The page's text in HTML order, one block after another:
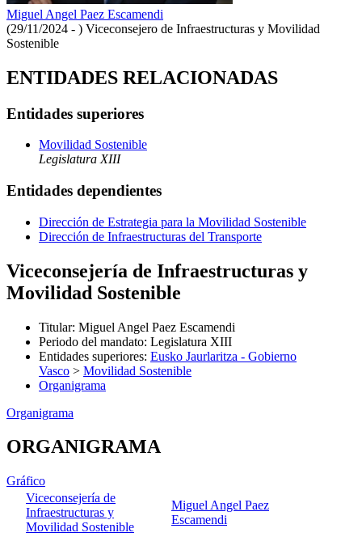
Miguel Angel Paez Escamendi
(29/11/2024 - ) Viceconsejero de Infraestructuras y Movilidad
Sostenible
ENTIDADES RELACIONADAS
Entidades superiores
Movilidad Sostenible
Legislatura XIII
Entidades dependientes
Dirección de Estrategia para la Movilidad Sostenible
Dirección de Infraestructuras del Transporte
Viceconsejería de Infraestructuras y
Movilidad Sostenible
Titular: Miguel Angel Paez Escamendi
Periodo del mandato: Legislatura XIII
Entidades superiores: Eusko Jaurlaritza - Gobierno
Vasco > Movilidad Sostenible
Organigrama
Organigrama
ORGANIGRAMA
Gráfico
Viceconsejería de
Infraestructuras y
Movilidad Sostenible
Miguel Angel Paez
Escamendi